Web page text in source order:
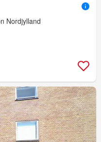
Nordjylland